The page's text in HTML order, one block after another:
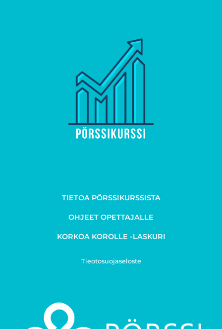
TIETOA PÖRSSIKURSSISTA
OHJEET OPETTAJALLE
KORKOA KOROLLE -LASKURI
Tieotosuojaseloste